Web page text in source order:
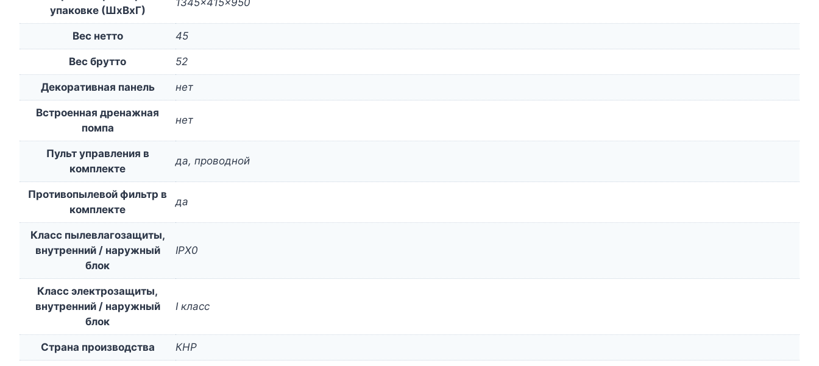
упаковке (ШxВxГ)
1345x415x950
Вес нетто 45
Вес брутто 52
Декоративная панель нет
Встроенная дренажная
помпа
нет
Пульт управления в
комплекте
да, проводной
Противопылевой фильтр в
комплекте
да
Класс пылевлагозащиты,
внутренний / наружный
блок
IPX0
Класс электрозащиты,
внутренний / наружный
блок
I класс
Страна производства КНР